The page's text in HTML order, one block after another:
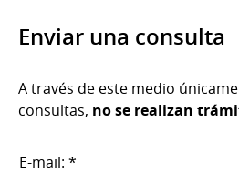
Enviar una consulta
A través de este medio
consultas, no se realizan
E-mail: *